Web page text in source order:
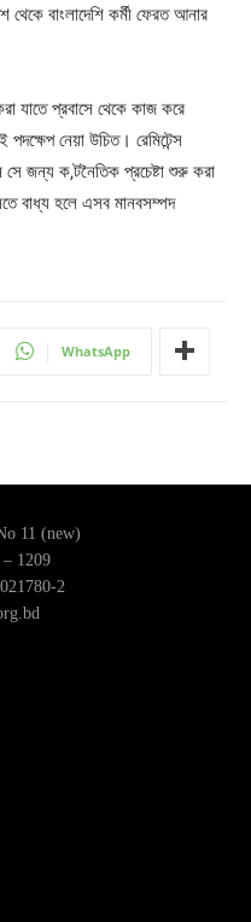
বাংলাদেশি কর্মী ফেরত আনার
যাতে প্রবাসে থেকে কাজ করে
পদক্ষেপ নেয়া উচিত। রেমিটেন্স
সে জন্য ক‚টনৈতিক প্রচেষ্টা শুরু করা
বাধ্য হলে এসব মানবসম্পদ
WhatsApp
11 (new)
1209
2